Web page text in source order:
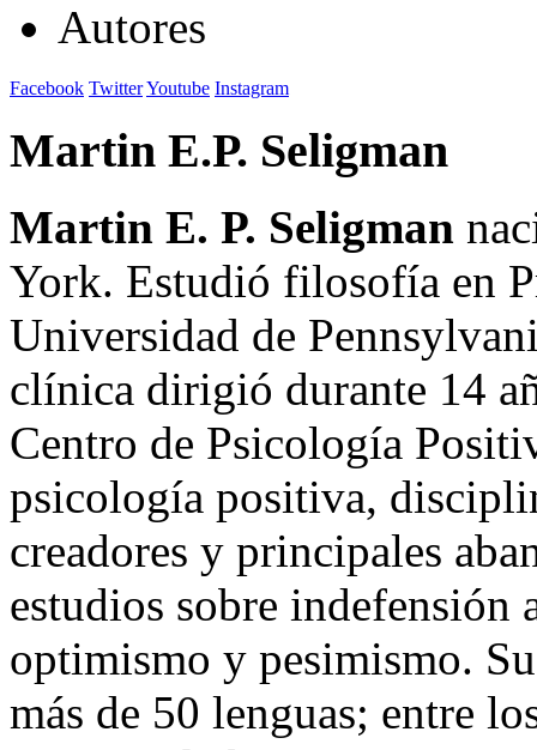
Autores
Facebook TwitterYoutube Instagram
Martin E.P. Seligman
Martin E. P. Seligman
York. Estudió filosofía en
Universidad de
clínica dirigió durante 14
Centro de Psicología
psicología positiva,
creadores y principales
estudios sobre indefensión
optimismo y pesimismo.
más de 50 lenguas; entre